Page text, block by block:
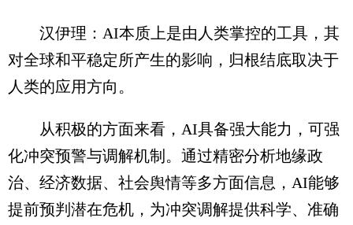
汉伊理：AI本质上是由人类掌控的工具，其
对全球和平稳定所产生的影响，归根结底取决于
人类的应用方向。
从积极的方面来看，AI具备强大能力，可强
化冲突预警与调解机制。通过精密分析地缘政
治、经济数据、社会舆情等多方面信息，AI能够
提前预判潜在危机，为冲突调解提供科学、准确